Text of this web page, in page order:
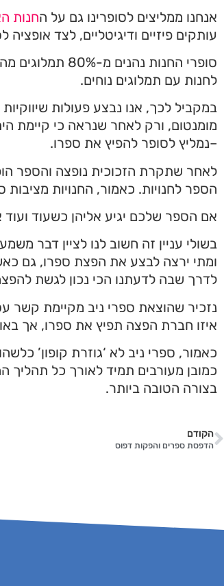
אנחנו ממליצים לסופרינו גם על החנות
עותקים פיזיים ודיגיטליים, לצד
סופרי החנות
לחנות עם תמלוגים נוחים.
במקביל לכך, אנו נבצע פעולות
מומנטום, ורק לאחר שנראה כי קיימת
–נמליץ לסופר להפיץ את ספרו.
לאחר שתקרת הזכוכית נופצה והספר
הספר לחנויות. כאמור, החנויות
אם הספר שלכם יגיע אליהן כשעוד
בשולי עניין זה חשוב לנו לציין דבר
ומתי ירצה לבצע את הפצת ספרו, גם
לדרך שבה לדעתנו הכי נכון לגשת
נזכיר שהוצאת ספרי ניב מקיימת קשר
איזו חברת הפצה תפיץ את ספרו, אך
כאמור, ספרי ניב לא ‘גוזרת קופון’
כמובן מעורבים תמיד לאורך כל תהליך
בצורה הטובה ביותר.
הקודם
הדפסת ספרים והפקות דפוס